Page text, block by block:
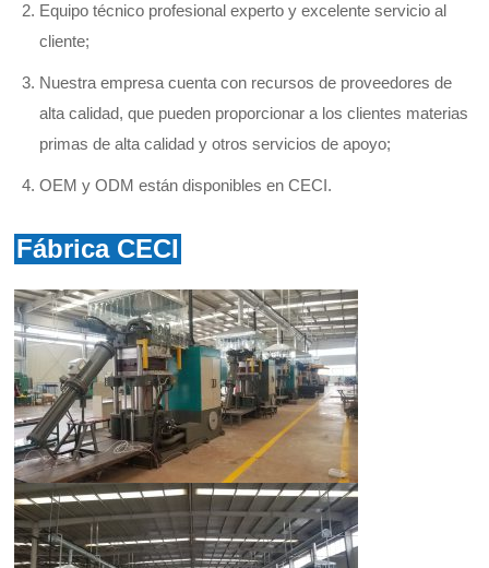
Equipo técnico profesional experto y excelente servicio al
cliente;
Nuestra empresa cuenta con recursos de proveedores de
alta calidad, que pueden proporcionar a los clientes materias
primas de alta calidad y otros servicios de apoyo;
OEM y ODM están disponibles en CECI.
Fábrica CECI